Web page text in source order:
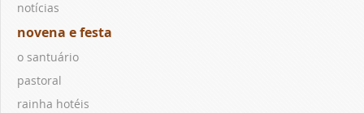
notícias
novena e festa
o santuário
pastoral
rainha hotéis